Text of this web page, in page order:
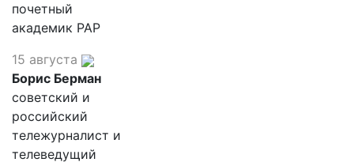
почетный
академик РАР
15 августа
Борис Берман
советский и
российский
тележурналист и
телеведущий